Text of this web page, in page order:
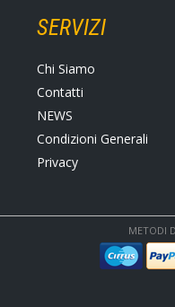
SERVIZI
Chi Siamo
Contatti
NEWS
Condizioni Generali
Privacy
METODI